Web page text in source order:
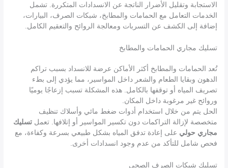
الاستجابة وتقليل الأضرار الناتجة عن الانسدادات المتكررة. تشمل
الخدمات التعامل مع الحمامات والمطابخ، شبكات الصرف، البيارات،
إضافة إلى الكشف عن التسربات ومعالجة الروائح والتعقيم الكامل.
تسليك مجاري الحمامات والمطابخ
تُعد الحمامات والمطابخ أكثر الأماكن عرضة للانسداد بسبب تراكم
الدهون وبقايا الطعام والشعر داخل المواسير، مما يؤدي إلى بطء
تصريف المياه أو توقفها بالكامل. هذه المشكلة تسبب إزعاجًا يوميًا
وروائح غير مرغوبة داخل المكان.
الحل يتم من خلال استخدام أدوات ضغط مائي وأسلاك تنظيف
متخصصة لإزالة التراكمات دون تكسير المواسير أو إتلافها. تعملتسليك
مجاري حولي على إعادة تدفق المياه بشكل طبيعي بسرعة وكفاءة، مع
فحص شامل للتأكد من عدم وجود انسدادات أخرى.
تسليك شبكات الصرف الصحي